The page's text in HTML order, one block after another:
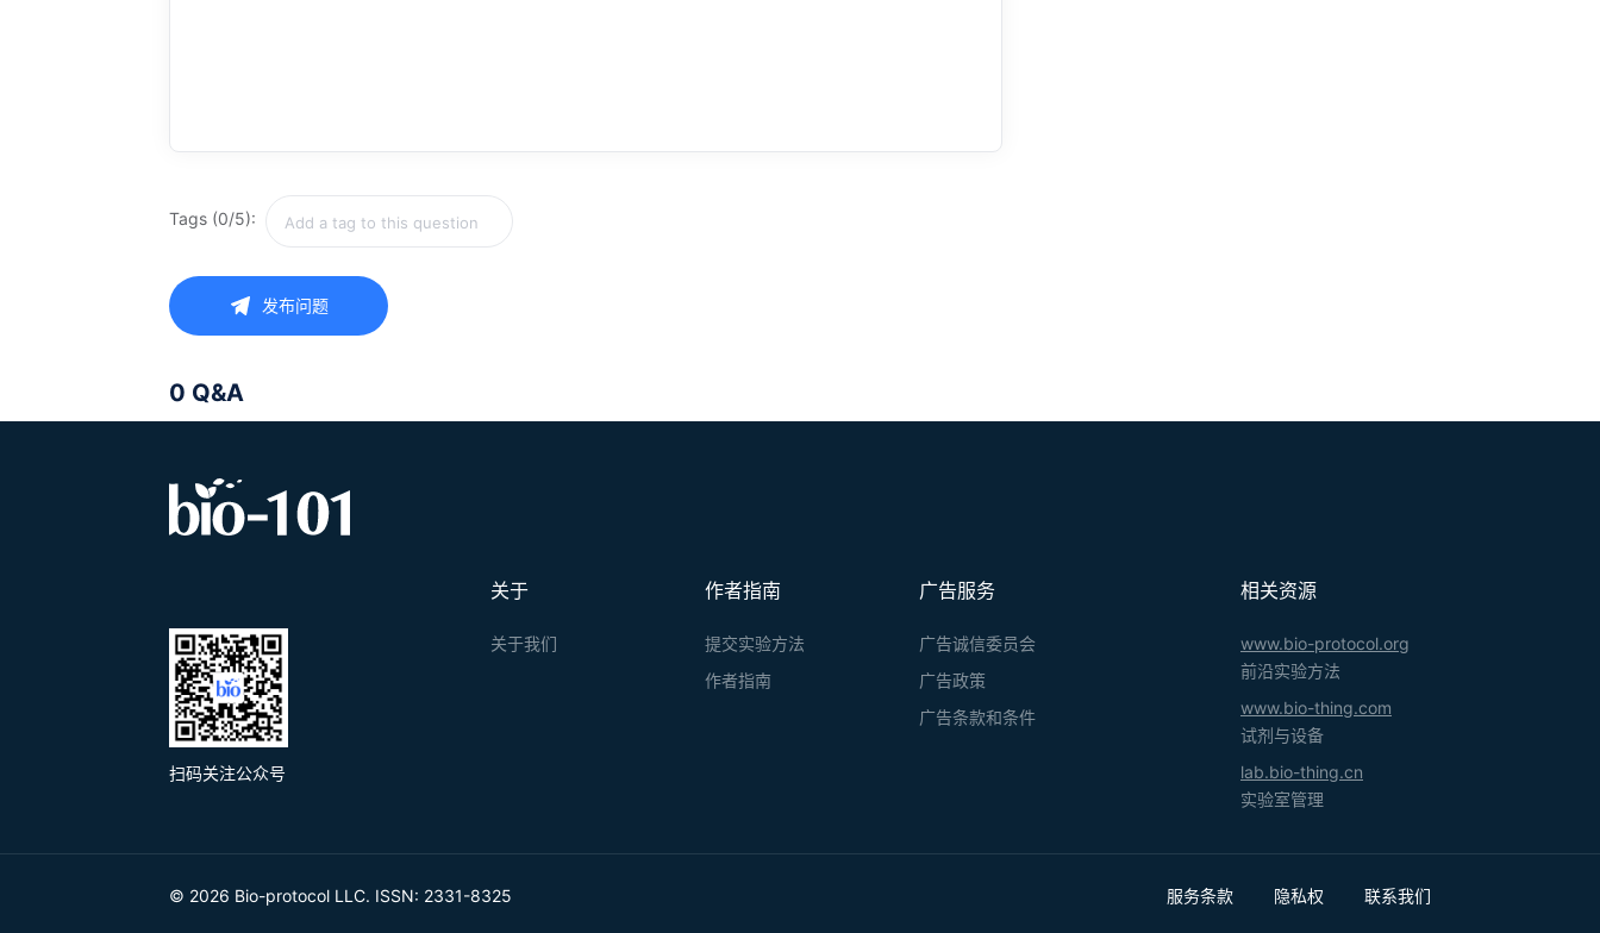
Tags (0/5):
发布问题
0 Q&A
扫码关注公众号
关于
关于我们
作者指南
提交实验方法
作者指南
广告服务
广告诚信委员会
广告政策
广告条款和条件
相关资源
www.bio-protocol.org
前沿实验方法
www.bio-thing.com
试剂与设备
lab.bio-thing.cn
实验室管理
© 2026 Bio-protocol LLC. ISSN: 2331-8325 服务条款 隐私权 联系我们